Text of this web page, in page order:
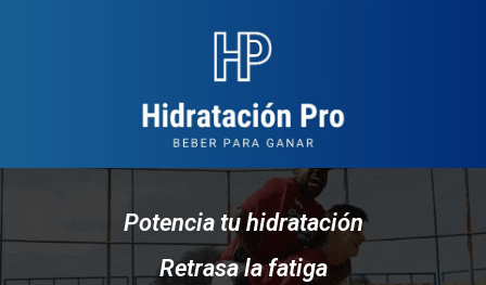
Potencia tu hidratación
Retrasa la fatiga